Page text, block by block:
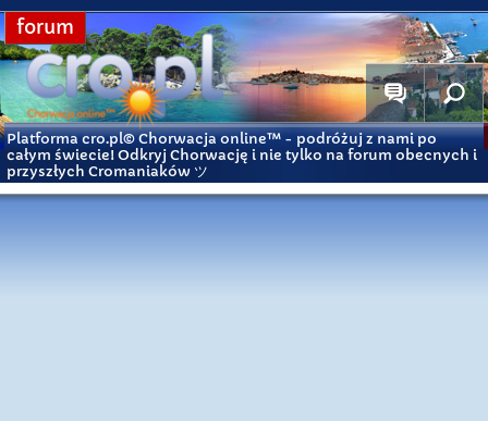
forum
Platforma cro.pl© Chorwacja online™ - podróżuj z nami po
całym świecie! Odkryj Chorwację i nie tylko na forum obecnych i
przyszłych Cromaniaków ツ